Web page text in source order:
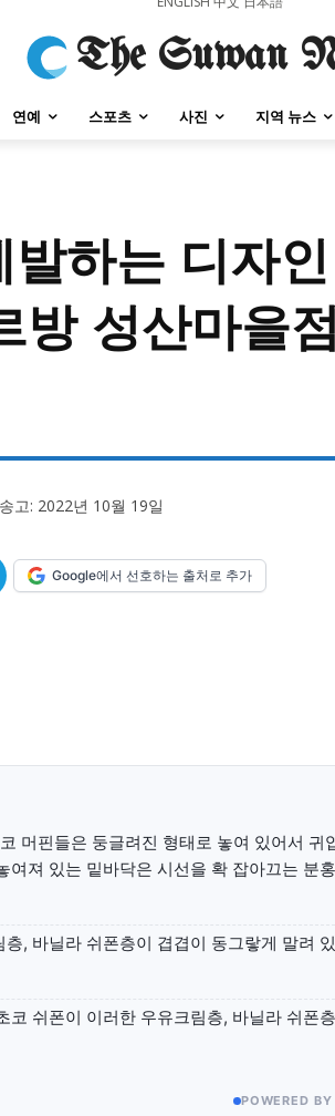
충청지역 세종지역 경상지역 전라지역
미니게임
기자단 참여 저널리즘 바이브 출판서
충청지역 세종지역 경상지역 전라지역
미니게임
The Suwan
연예 스포츠 사진 지역 뉴스
발하는 디자
방 성산마을점
고: 2022년 10월 19일
Google에서 선호하는 출처로 추가
머핀들은 둥글려진 형태로 놓여 있어서 귀
져 있는 밑바닥은 시선을 확 잡아끄는 분
, 바닐라 쉬폰층이 겹겹이 동그랗게 말려
쉬폰이 이러한 우유크림층, 바닐라 쉬폰
POWERED